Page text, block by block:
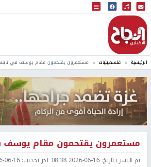
البث المباشر
إذاعة النجاح
الرئيسية فلسطينيات مستعمرون يقتحمون مقام يوسف في
مستعمرون يقتحمون مقام يوسف
تم النشر بتاريخ: 2026-06-16 08:38 اخر تحديث: 16 08:40